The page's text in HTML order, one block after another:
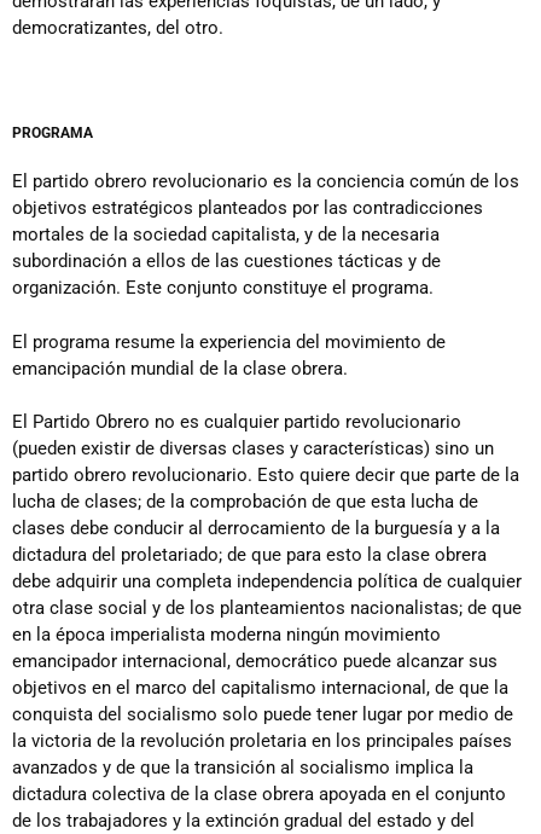
democratizantes, del otro.
PROGRAMA
El partido obrero revolucionario es la conciencia común de los
objetivos estratégicos planteados por las contradicciones
mortales de la sociedad capitalista, y de la necesaria
subordinación a ellos de las cuestiones tácticas y de
organización. Este conjunto constituye el programa.
El programa resume la experiencia del movimiento de
emancipación mundial de la clase obrera.
El Partido Obrero no es cualquier partido revolucionario
(pueden existir de diversas clases y características) sino un
partido obrero revolucionario. Esto quiere decir que parte de la
lucha de clases; de la comprobación de que esta lucha de
clases debe conducir al derrocamiento de la burguesía y a la
dictadura del proletariado; de que para esto la clase obrera
debe adquirir una completa independencia política de cualquier
otra clase social y de los planteamientos nacionalistas; de que
en la época imperialista moderna ningún movimiento
emancipador internacional, democrático puede alcanzar sus
objetivos en el marco del capitalismo internacional, de que la
conquista del socialismo solo puede tener lugar por medio de
la victoria de la revolución proletaria en los principales países
avanzados y de que la transición al socialismo implica la
dictadura colectiva de la clase obrera apoyada en el conjunto
de los trabajadores y la extinción gradual del estado y del